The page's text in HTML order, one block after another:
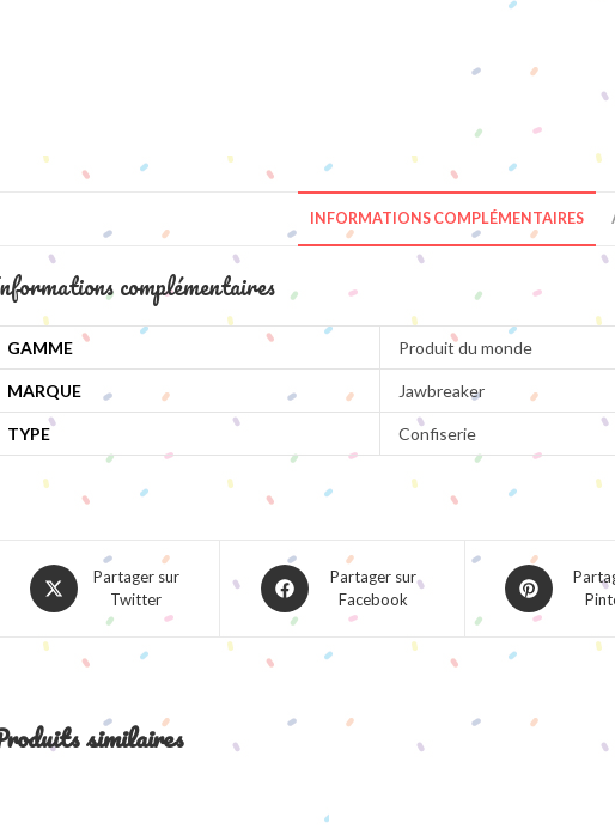
INFORMATIONS COMPLÉMENTAIRES
complémentaires
GAMME Produit du monde
MARQUE Jawbreaker
TYPE Confiserie
Opens
in
new
Partager sur
Twitter
Opens
in
Partager sur
Facebook
Opens
in
new
similaires